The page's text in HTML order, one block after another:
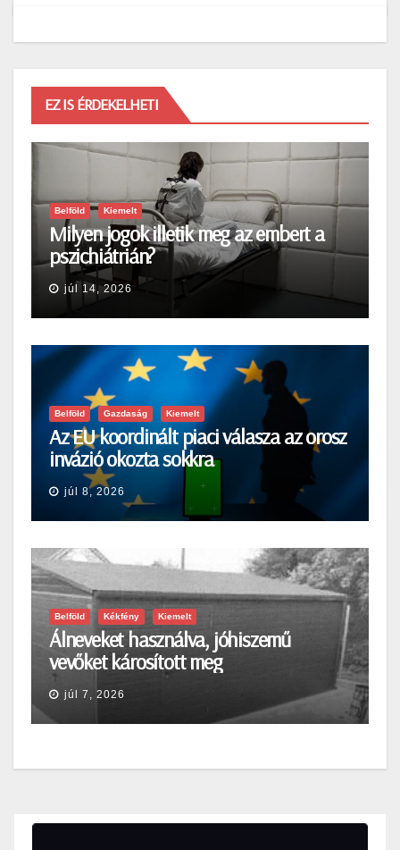
EZ IS ÉRDEKELHETI
Belföld Kiemelt
Milyen jogok illetik meg az embert a
pszichiátrián?
júl 14, 2026
Belföld Gazdaság Kiemelt
Az EU koordinált piaci válasza az orosz
invázió okozta sokkra
júl 8, 2026
Belföld Kékfény Kiemelt
Álneveket használva, jóhiszemű
vevőket károsított meg
júl 7, 2026